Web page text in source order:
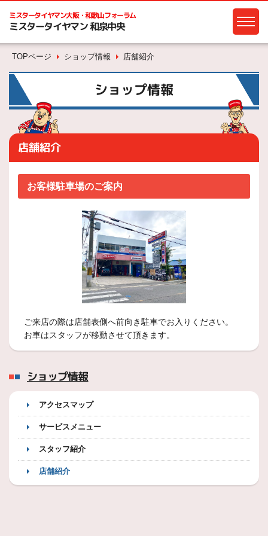
ミスタータイヤマン大阪・和歌山フォーラム
ミスタータイヤマン 和泉中央
TOPページ ショップ情報 店舗紹介
ショップ情報
店舗紹介
お客様駐車場のご案内
ご来店の際は店舗表側へ前向き駐車でお入りください。
お車はスタッフが移動させて頂きます。
ショップ情報
アクセスマップ
サービスメニュー
スタッフ紹介
店舗紹介